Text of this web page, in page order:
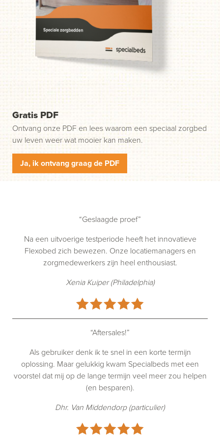
weg. Stap 1: klik op de groene knop "Start uw aanvraag"
en wij nemen contact met u op.
Gratis PDF
Ontvang onze PDF en lees waarom een speciaal zorgbed
uw leven weer wat mooier kan maken.
Ja, ik ontvang graag de PDF
“Geslaagde proef”
Na een uitvoerige testperiode heeft het innovatieve
Flexobed zich bewezen. Onze locatiemanagers en
zorgmedewerkers zijn heel enthousiast.
Xenia Kuiper (Philadelphia)
“Aftersales!”
Als gebruiker denk ik te snel in een korte termijn
oplossing. Maar gelukkig kwam Specialbeds met een
voorstel dat mij op de lange termijn veel meer zou helpen
(en besparen).
Dhr. Van Middendorp (particulier)